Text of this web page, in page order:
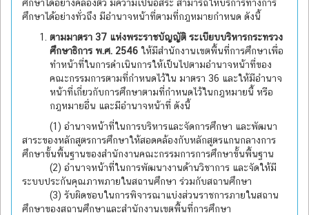
ศึกษาได้อย่างคล่องตัว มีความเป็นอิสระ สามารถให้บริการทางการ
ศึกษาได้อย่างทั่วถึง มีอำนาจหน้าที่ตามที่กฎหมายกำหนด ดังนี้
ตามมาตรา 37 แห่งพระราชบัญญัติ ระเบียบบริหารกระทรวง
ศึกษาธิการ พ.ศ. 2546 ให้มีสำนักงานเขตพื้นที่การศึกษาเพื่อ
ทำหน้าที่ในการดำเนินการให้เป็นไปตามอำนาจหน้าที่ของ
คณะกรรมการตามที่กำหนดไว้ใน มาตรา 36 และให้มีอำนาจ
หน้าที่เกี่ยวกับการศึกษาตามที่กำหนดไว้ในกฎหมายนี้ หรือ
กฎหมายอื่น และมีอำนาจหน้าที่ ดังนี้
(1) อำนาจหน้าที่ในการบริหารและจัดการศึกษา และพัฒนา
สาระของหลักสูตรการศึกษาให้สอดคล้องกับหลักสูตรแกนกลางการ
ศึกษาขั้นพื้นฐานของสำนักงานคณะกรรมการการศึกษาขั้นพื้นฐาน
(2) อำนาจหน้าที่ในการพัฒนางานด้านวิชาการ และจัดให้มี
ระบบประกันคุณภาพภายในสถานศึกษา ร่วมกับสถานศึกษา
(3) รับผิดชอบในการพิจารณาแบ่งส่วนราชการภายในสถาน
ศึกษาของสถานศึกษาและสำนักงานเขตพื้นที่การศึกษา